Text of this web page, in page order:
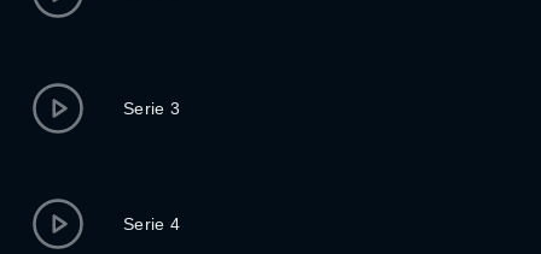
Serie 3
Serie 4